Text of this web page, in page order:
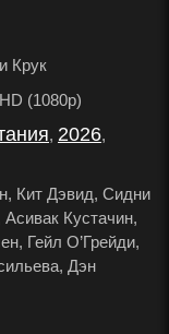
Крук
(1080p)
, 2026,
Кит Дэвид, Сидни
Асивак Кустачин,
Гейл О’Грейди,
Дэн